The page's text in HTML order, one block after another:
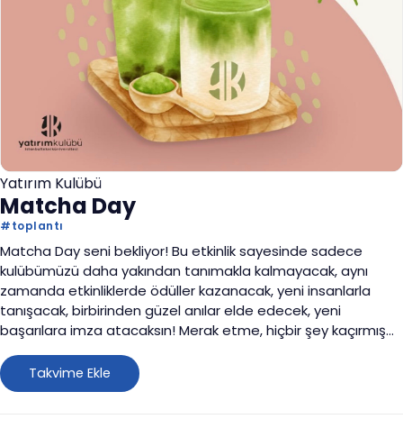
Yatırım Kulübü
Matcha Day
#toplantı
Matcha Day seni bekliyor! Bu etkinlik sayesinde sadece
kulübümüzü daha yakından tanımakla kalmayacak, aynı
zamanda etkinliklerde ödüller kazanacak, yeni insanlarla
tanışacak, birbirinden güzel anılar elde edecek, yeni
başarılara imza atacaksın! Merak etme, hiçbir şey kaçırmış
Takvime Ekle